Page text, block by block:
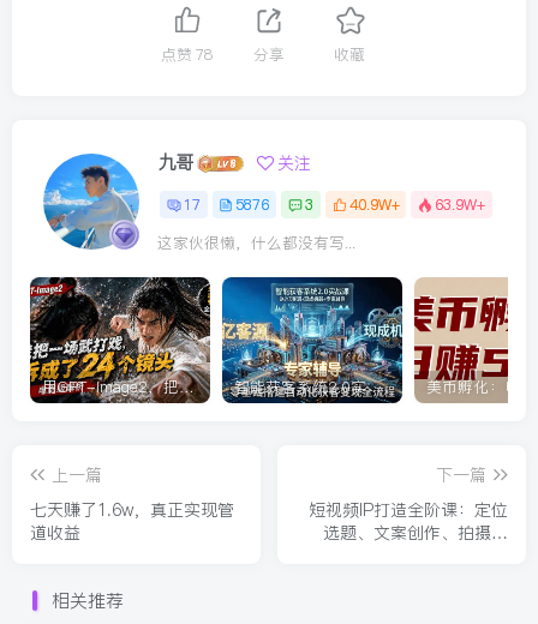
点赞 78 分享 收藏
九哥 关注
17 5876 3 40.9W+
63.9W+
这家伙很懒，什么都没有写...
用GPT-Image2，把一段武打对决拆成24个连续镜头，从人物建立、动作衔接、运镜节奏，到情绪爆发 智能获客系统2.0实战课：送7亿客源+现成机器+专家辅导，零基础搭建自动化获客变现全流程
上一篇
七天赚了1.6w，真正实现管
道收益
下一篇
短视频IP打造全阶课：定位
选题、文案创作、拍摄剪
相关推荐